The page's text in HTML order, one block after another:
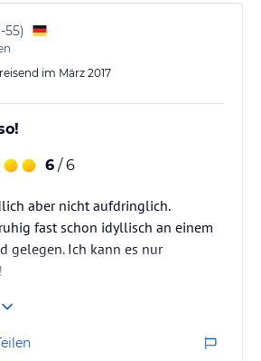
55)
im März 2017
6 / 6
aber nicht aufdringlich.
fast schon idyllisch an einem
gelegen. Ich kann es nur